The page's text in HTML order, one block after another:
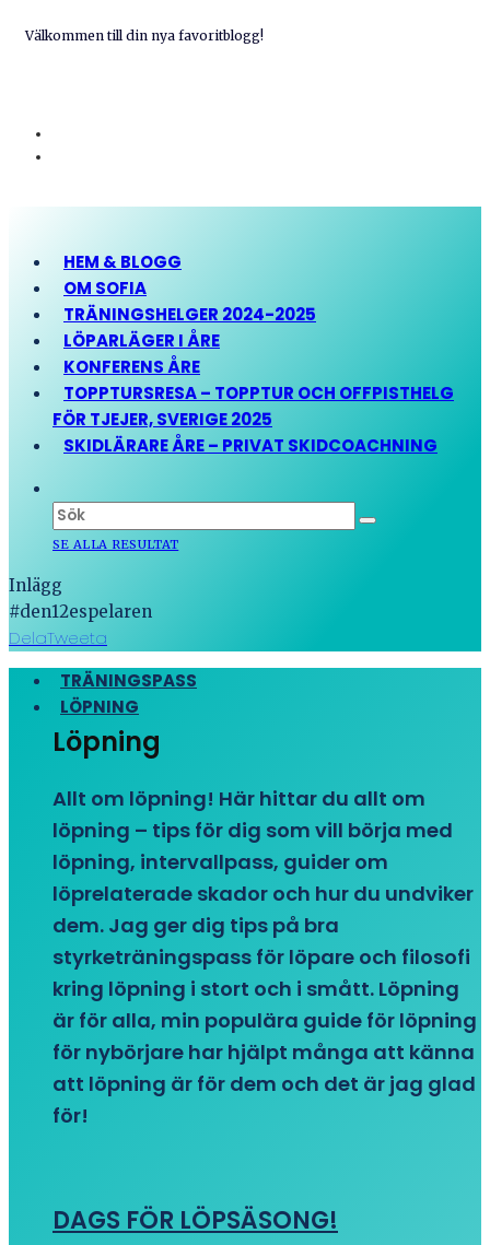
Välkommen till din nya favoritblogg!
HEM & BLOGG
OM SOFIA
TRÄNINGSHELGER 2024-2025
LÖPARLÄGER I ÅRE
KONFERENS ÅRE
TOPPTURSRESA – TOPPTUR OCH OFFPISTHELG
FÖR TJEJER, SVERIGE 2025
SKIDLÄRARE ÅRE – PRIVAT SKIDCOACHNING
SE ALLA RESULTAT
Inlägg
#den12espelaren
DelaTweeta
TRÄNINGSPASS
LÖPNING
Löpning
Allt om löpning! Här hittar du allt om
löpning – tips för dig som vill börja med
löpning, intervallpass, guider om
löprelaterade skador och hur du undviker
dem. Jag ger dig tips på bra
styrketräningspass för löpare och filosofi
kring löpning i stort och i smått. Löpning
är för alla, min populära guide för löpning
för nybörjare har hjälpt många att känna
att löpning är för dem och det är jag glad
för!
DAGS FÖR LÖPSÄSONG!